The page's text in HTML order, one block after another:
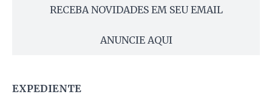
RECEBA NOVIDADES EM SEU EMAIL
ANUNCIE AQUI
EXPEDIENTE